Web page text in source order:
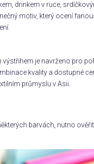
drinkem v ruce,
motiv, který ocení
je navrženo pro
kvality a dostupné
průmyslu v Asii.
barvách, nutno